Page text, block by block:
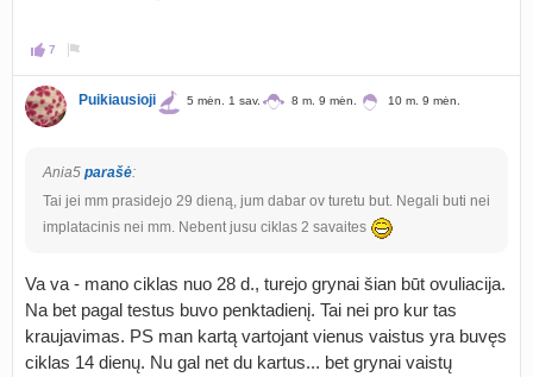
7
Puikiausioji 5 mėn. 1 sav. 8 m. 9 mėn. 10 m. 9 mėn.
Ania5 parašė:
Tai jei mm prasidejo 29 dieną, jum dabar ov turetu but. Negali buti nei
implatacinis nei mm. Nebent jusu ciklas 2 savaites
Va va - mano ciklas nuo 28 d., turejo grynai šian būt ovuliacija.
Na bet pagal testus buvo penktadienį. Tai nei pro kur tas
kraujavimas. PS man kartą vartojant vienus vaistus yra buvęs
ciklas 14 dienų. Nu gal net du kartus... bet grynai vaistų